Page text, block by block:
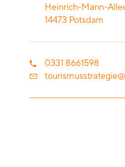
Heinrich-Mann-
14473 Potsdam
0331 8661598